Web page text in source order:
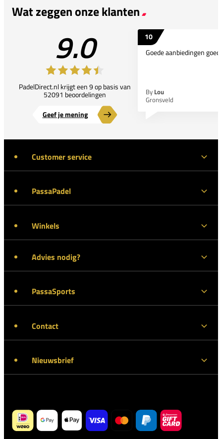
Wat zeggen onze klanten
9.0
PadelDirect.nl krijgt een 9 op basis van
52091 beoordelingen
Geef je mening
10
Goede aanbiedingen
By Lou
Gronsveld
Customer service
PassaPadel
Winkels
Advies nodig?
PassaSports
Contact
Nieuwsbrief